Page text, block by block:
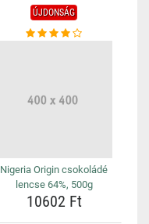
ÚJDONSÁG
Nigeria Origin csokoládé
lencse 64%, 500g
10602 Ft